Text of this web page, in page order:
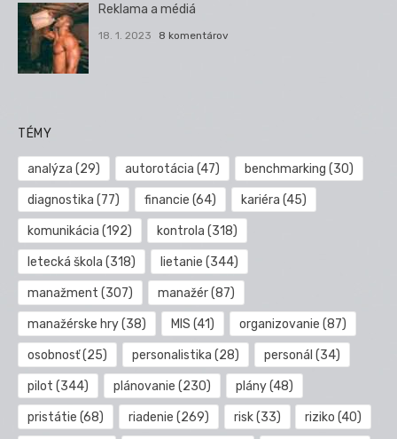
Reklama a médiá
18. 1. 2023 8 komentárov
TÉMY
analýza (29) autorotácia (47) benchmarking (30)
diagnostika (77) financie (64) kariéra (45)
komunikácia (192) kontrola (318)
letecká škola (318) lietanie (344)
manažment (307) manažér(87)
manažérske hry(38) MIS (41) organizovanie (87)
osobnosť(25) personalistika (28) personál (34)
pilot (344) plánovanie (230) plány(48)
pristátie (68) riadenie (269) risk(33) riziko (40)